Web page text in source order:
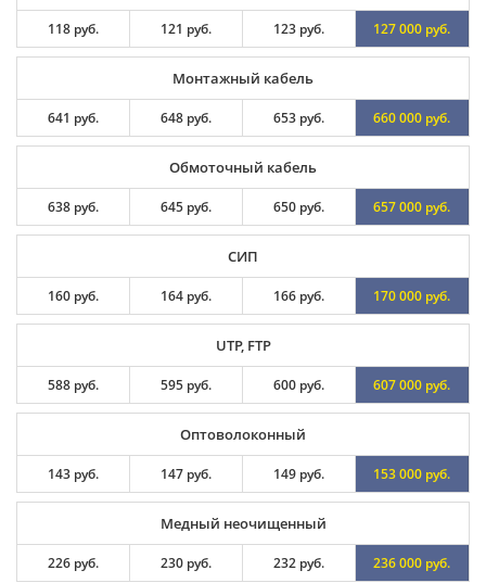
118 руб. 121 руб. 123 руб. 127 000 руб.
Монтажный кабель
641 руб. 648 руб. 653 руб. 660 000 руб.
Обмоточный кабель
638 руб. 645 руб. 650 руб. 657 000 руб.
СИП
160 руб. 164 руб. 166 руб. 170 000 руб.
UTP, FTP
588 руб. 595 руб. 600 руб. 607 000 руб.
Оптоволоконный
143 руб. 147 руб. 149 руб. 153 000 руб.
Медный неочищенный
226 руб. 230 руб. 232 руб. 236 000 руб.